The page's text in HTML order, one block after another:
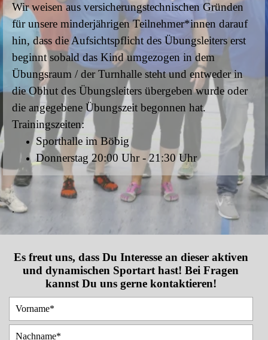
Wir weisen aus versicherungstechnischen Gründen
für unsere minderjährigen Teilnehmer*innen darauf
hin, dass die Aufsichtspflicht des Übungsleiters erst
beginnt sobald das Kind umgezogen in dem
Übungsraum / der Turnhalle steht und entweder in
die Obhut des Übungsleiters übergeben wurde oder
die angegebene Übungszeit begonnen hat.
Trainingszeiten:
Sporthalle im Böbig
Donnerstag 20:00 Uhr - 21:30 Uhr
.
Es freut uns, dass Du Interesse an dieser aktiven
und dynamischen Sportart hast! Bei Fragen
kannst Du uns gerne kontaktieren!